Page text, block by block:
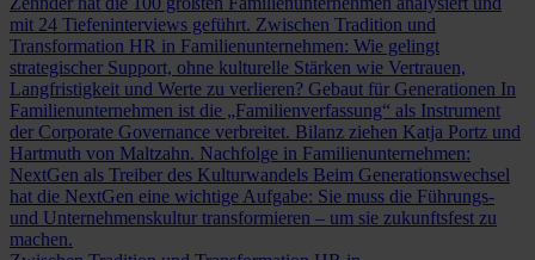
mit 24 Tiefeninterviews geführt. Zwischen Tradition und
Transformation HR in Familienunternehmen: Wie gelingt
strategischer Support, ohne kulturelle Stärken wie Vertrauen,
Langfristigkeit und Werte zu verlieren? Gebaut für Generationen In
Familienunternehmen ist die „Familienverfassung“ als Instrument
der Corporate Governance verbreitet. Bilanz ziehen Katja Portz und
Hartmuth von Maltzahn. Nachfolge in Familienunternehmen:
NextGen als Treiber des Kulturwandels Beim Generationswechsel
hat die NextGen eine wichtige Aufgabe: Sie muss die Führungs-
und Unternehmenskultur transformieren – um sie zukunftsfest zu
machen.